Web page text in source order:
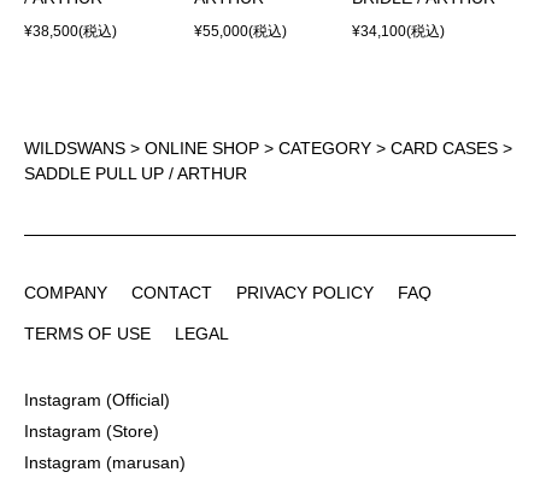
¥38,500(税込) ¥55,000(税込) ¥34,100(税込)
WILDSWANS > ONLINE SHOP > CATEGORY > CARD CASES >
SADDLE PULL UP / ARTHUR
COMPANY
CONTACT
PRIVACY POLICY
FAQ
TERMS OF USE
LEGAL
Instagram (Official)
Instagram (Store)
Instagram (marusan)